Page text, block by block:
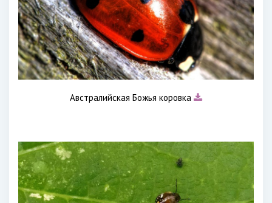
Австралийская Божья коровка